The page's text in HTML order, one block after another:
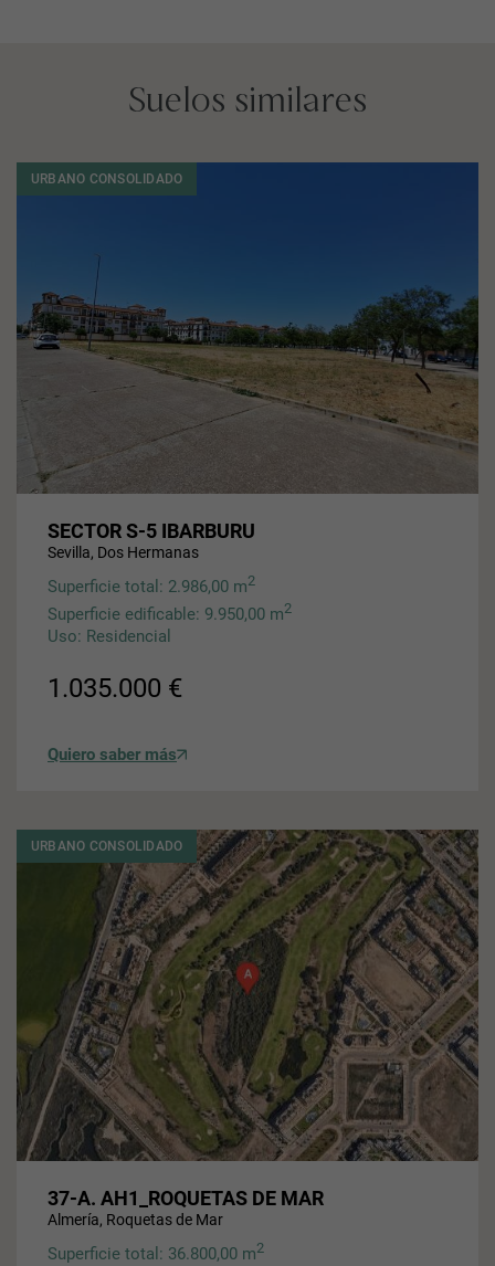
Suelos similares
URBANO CONSOLIDADO
SECTOR S-5 IBARBURU
Sevilla, Dos Hermanas
Superficie total: 2.986,00 m2
Superficie edificable: 9.950,00 m2
Uso: Residencial
1.035.000 €
Quiero saber más
URBANO CONSOLIDADO
37-A. AH1_ROQUETAS DE MAR
Almería, Roquetas de Mar
Superficie total: 36.800,00 m2